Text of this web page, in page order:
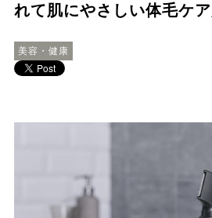
れて肌にやさしい体毛ケ
美容・健康